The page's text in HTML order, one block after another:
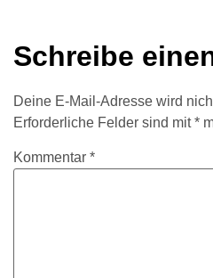
Schreibe
Deine E-Mail-Adresse wird
Erforderliche Felder sind mit*
Kommentar *